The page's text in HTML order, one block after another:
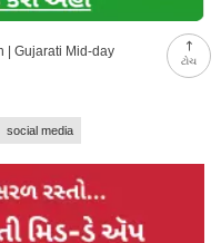
ટોચ
| Gujarati Mid-day
social media